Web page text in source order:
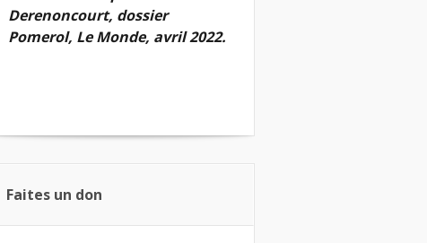
Derenoncourt, dossier
Pomerol, Le Monde, avril 2022.
Faites un don